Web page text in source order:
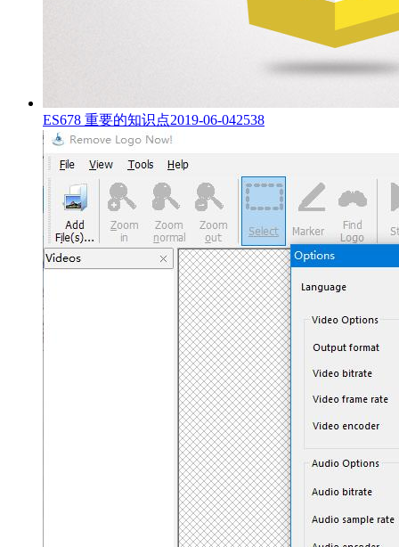
ES678 重要的知识点2019-06-042538